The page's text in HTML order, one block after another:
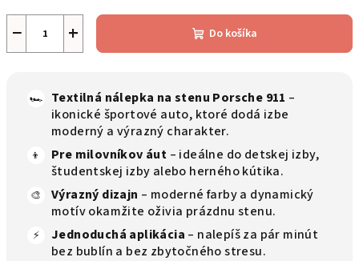
+
− Do košíka
🏎️ Textilná nálepka na stenu Porsche 911 –
ikonické športové auto, ktoré dodá izbe
moderný a výrazný charakter.
👦 Pre milovníkov áut – ideálne do detskej izby,
študentskej izby alebo herného kútika.
🎨 Výrazný dizajn – moderné farby a dynamický
motív okamžite oživia prázdnu stenu.
⚡ Jednoduchá aplikácia – nalepíš za pár minút
bez bublín a bez zbytočného stresu.